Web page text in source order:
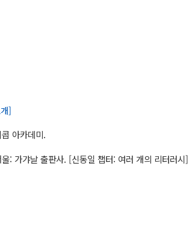
]
아카데미.
: 가갸날 출판사. [신동일 챕터: 여러 개의 리터러시]